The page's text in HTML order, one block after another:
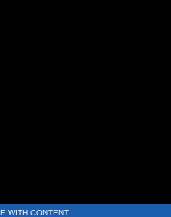
WITH CONTENT